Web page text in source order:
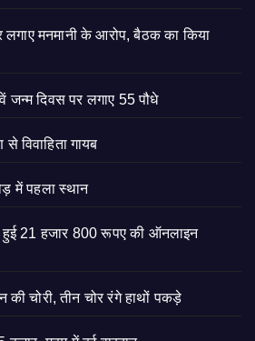
लगाए मनमानी के आरोप, बैठक का किया
जन्म दिवस पर लगाए 55 पौधे
विवाहिता गायब
में पहला स्थान
21 हजार 800 रूपए की ऑनलाइन
की चोरी, तीन चोर रंगे हाथों पकड़े